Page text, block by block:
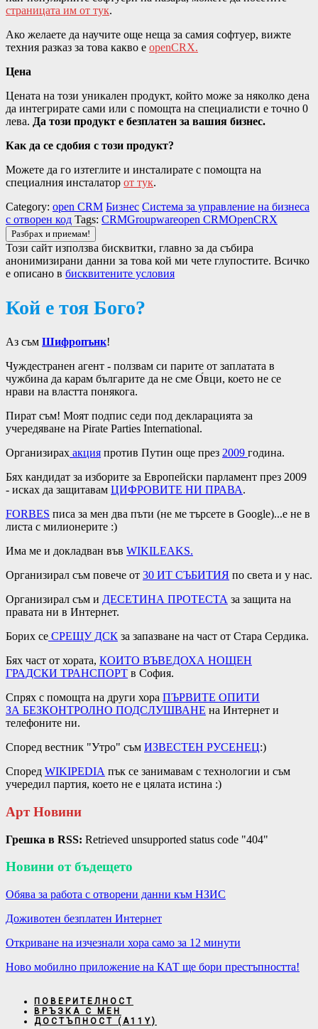
страницата им от тук.
Ако желаете да научите още неща за самия софтуер, вижте
техния разказ за това какво е openCRX.
Цена
Цената на този уникален продукт, който може за няколко дена
да интегрирате сами или с помощта на специалисти е точно 0
лева. Да този продукт е безплатен за вашия бизнес.
Как да се сдобия с този продукт?
Можете да го изтеглите и инсталирате с помощта на
специалния инсталатор от тук.
Category: open CRM Бизнес Система за управление на бизнеса
с отворен код Tags: CRMGroupwareopen CRMOpenCRX
Този сайт използва бисквитки, главно за да събира
анонимизирани данни за това кой ми чете глупостите. Всичко
е описано в бисквитените условия
Кой е тоя Бого?
Аз съм Шифропънк!
Чуждестранен агент - ползвам си парите от заплатата в
чужбина да карам българите да не сме О́вци, което не се
нрави на властта понякога.
Пират съм! Моят подпис седи под декларацията за
учередяване на Pirate Parties International.
Организирах акция против Путин още през 2009 година.
Бях кандидат за изборите за Европейски парламент през 2009
- исках да защитавам ЦИФРОВИТЕ НИ ПРАВА.
FORBES писа за мен два пъти (не ме търсете в Google)...е не в
листа с милионерите :)
Има ме и докладван във WIKILEAKS.
Организирал съм повече от 30 ИТ СЪБИТИЯ по света и у нас.
Организирал съм и ДЕСЕТИНА ПРОТЕСТА за защита на
правата ни в Интернет.
Борих се СРЕЩУ ДСК за запазване на част от Стара Сердика.
Бях част от хората, КОИТО ВЪВЕДОХА НОЩЕН
ГРАДСКИ ТРАНСПОРТ в София.
Спрях с помощта на други хора ПЪРВИТЕ ОПИТИ
ЗА БЕЗКОНТРОЛНО ПОДСЛУШВАНЕ на Интернет и
телефоните ни.
Според вестник "Утро" съм ИЗВЕСТЕН РУСЕНЕЦ:)
Според WIKIPEDIA пък се занимавам с технологии и съм
учередил партия, което не е цялата истина :)
Арт Новини
Грешка в RSS: Retrieved unsupported status code "404"
Новини от бъдещето
Обява за работа с отворени данни към НЗИС
Доживотен безплатен Интернет
Откриване на изчезнали хора само за 12 минути
Ново мобилно приложение на КАТ ще бори престъпността!
ПОВЕРИТЕЛНОСТ
ВРЪЗКА С МЕН
ДОСТЪПНОСТ (А11Y)